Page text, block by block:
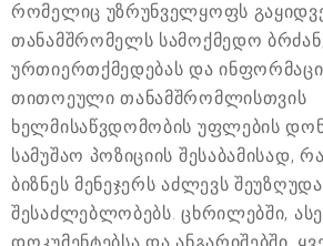
რომელიც უზრუნველყოფს
თანამშრომელს სამოქმედო
ურთიერთქმედებას და
თითოეული თანამშრომლისთვის
ხელმისაწვდომობის უფლების
სამუშაო პოზიციის შესაბამისად,
ბიზნეს მენეჯერს აძლევს
შესაძლებლობებს. ცხრილებში,